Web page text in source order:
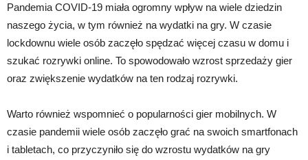
Pandemia COVID-19 miała ogromny wpływ na wiele dziedzin
naszego życia, w tym również na wydatki na gry. W czasie
lockdownu wiele osób zaczęło spędzać więcej czasu w domu i
szukać rozrywki online. To spowodowało wzrost sprzedaży gier
oraz zwiększenie wydatków na ten rodzaj rozrywki.
Warto również wspomnieć o popularności gier mobilnych. W
czasie pandemii wiele osób zaczęło grać na swoich smartfonach
i tabletach, co przyczyniło się do wzrostu wydatków na gry